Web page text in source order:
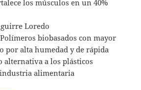
los músculos en un 40%
Loredo
biobasados con mayor
por alta humedad y de rápida
alternativa a los plásticos
alimentaria